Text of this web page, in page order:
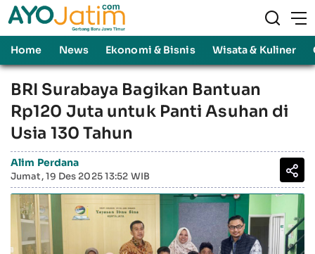
Home News Ekonomi & Bisnis Wisata & Kuliner
BRI Surabaya Bagikan Bantuan
Rp120 Juta untuk Panti Asuhan di
Usia 130 Tahun
Alim Perdana
Jumat, 19 Des 2025 13:52 WIB